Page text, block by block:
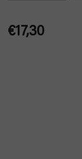
€17,30